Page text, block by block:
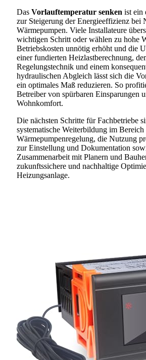
Das Vorlauftemperatur senken ist ein
zur Steigerung der Energieeffizienz bei
Wärmepumpen. Viele Installateure
wichtigen Schritt oder wählen zu hohe
Betriebskosten unnötig erhöht und die
einer fundierten Heizlastberechnung,
Regelungstechnik und einem
hydraulischen Abgleich lässt sich die
ein optimales Maß reduzieren. So
Betreiber von spürbaren Einsparungen
Wohnkomfort.
Die nächsten Schritte für Fachbetriebe
systematische Weiterbildung im Bereich
Wärmepumpenregelung, die Nutzung
zur Einstellung und Dokumentation
Zusammenarbeit mit Planern und
zukunftssichere und nachhaltige
Heizungsanlage.